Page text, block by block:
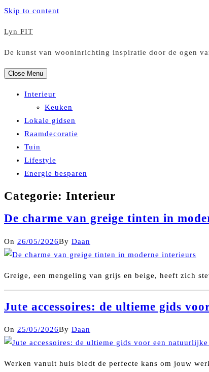
Skip to content
Lyn FIT
De kunst van wooninrichting inspiratie door de ogen
Close Menu
Interieur
Keuken
Lokale gidsen
Raamdecoratie
Tuin
Lifestyle
Energie besparen
Categorie: Interieur
De charme van greige tinten in
On 26/05/2026By Daan
Greige, een mengeling van grijs en beige, heeft zich
Jute accessoires: de ultieme gids
On 25/05/2026By Daan
Werken vanuit huis biedt de perfecte kans om jouw